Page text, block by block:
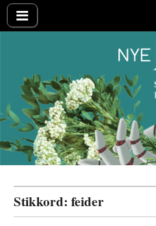
Nye
Stikkord: feider